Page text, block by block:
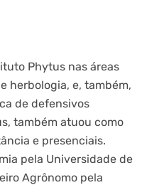
Phytus nas áreas
herbologia, e, também,
de defensivos
também atuou como
e presenciais.
pela Universidade de
Agrônomo pela